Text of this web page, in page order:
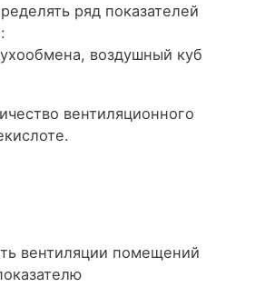
ряд показателей
воздушный куб
вентиляционного